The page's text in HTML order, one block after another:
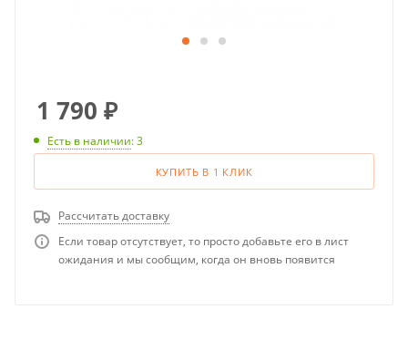
1 790 ₽
Есть в наличии: 3
КУПИТЬ В 1 КЛИК
Рассчитать доставку
Если товар отсутствует, то просто добавьте его в лист
ожидания и мы сообщим, когда он вновь появится